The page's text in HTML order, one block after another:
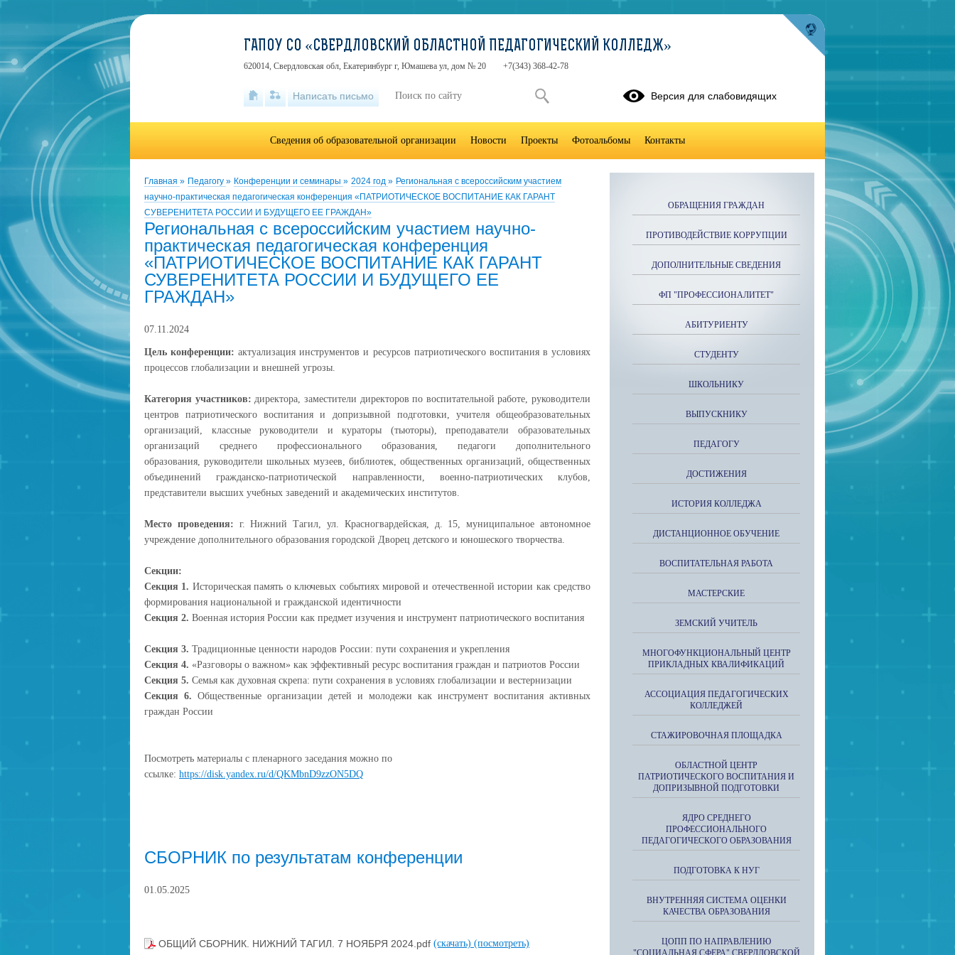
Главная » Педагогу » Конференции и семинары » 2024 год » Региональная с всероссийским участием
научно-практическая педагогическая конференция «ПАТРИОТИЧЕСКОЕ ВОСПИТАНИЕ КАК ГАРАНТ
СУВЕРЕНИТЕТА РОССИИ И БУДУЩЕГО ЕЕ ГРАЖДАН»
Региональная с всероссийским участием научно-
практическая педагогическая конференция
«ПАТРИОТИЧЕСКОЕ ВОСПИТАНИЕ КАК ГАРАНТ
СУВЕРЕНИТЕТА РОССИИ И БУДУЩЕГО ЕЕ
ГРАЖДАН»
07.11.2024
Цель конференции:актуализация инструментов и ресурсов патриотического воспитания в условиях
процессов глобализации и внешней угрозы.
Категория участников: директора, заместители директоров по воспитательной работе, руководители
центров патриотического воспитания и допризывной подготовки, учителя общеобразовательных
организаций, классные руководители и кураторы (тьюторы), преподаватели образовательных
организаций среднего профессионального образования, педагоги дополнительного
образования, руководители школьных музеев, библиотек, общественных организаций, общественных
объединений гражданско-патриотической направленности, военно-патриотических клубов,
представители высших учебных заведений и академических институтов.
Место проведения: г. Нижний Тагил, ул. Красногвардейская, д. 15, муниципальное автономное
учреждение дополнительного образования городской Дворец детского и юношеского творчества.
Секции:
Секция 1. Историческая память о ключевых событиях мировойи отечественной истории как средство
формирования национальной и гражданской идентичности
Секция 2. Военная история России как предмет изучения и инструмент патриотического воспитания
Секция 3. Традиционные ценности народов России: пути сохранения и укрепления
Секция 4. «Разговоры о важном» как эффективный ресурс воспитания граждан и патриотов России
Секция 5. Семья как духовная скрепа: пути сохранения в условиях глобализации и вестернизации
Секция 6. Общественные организации детей и молодежи как инструмент воспитания активных
граждан России
Посмотреть материалы с пленарного заседания можно по
ссылке: https://disk.yandex.ru/d/QKMbnD9zzON5DQ
СБОРНИК по результатам конференции
01.05.2025
ОБЩИЙ СБОРНИК. НИЖНИЙ ТАГИЛ. 7 НОЯБРЯ 2024.pdf (скачать) (посмотреть)
ОБРАЩЕНИЯ ГРАЖДАН
ПРОТИВОДЕЙСТВИЕ КОРРУПЦИИ
ДОПОЛНИТЕЛЬНЫЕ СВЕДЕНИЯ
ФП "ПРОФЕССИОНАЛИТЕТ"
АБИТУРИЕНТУ
СТУДЕНТУ
ШКОЛЬНИКУ
ВЫПУСКНИКУ
ПЕДАГОГУ
ДОСТИЖЕНИЯ
ИСТОРИЯ КОЛЛЕДЖА
ДИСТАНЦИОННОЕ ОБУЧЕНИЕ
ВОСПИТАТЕЛЬНАЯ РАБОТА
МАСТЕРСКИЕ
ЗЕМСКИЙ УЧИТЕЛЬ
МНОГОФУНКЦИОНАЛЬНЫЙ ЦЕНТР
ПРИКЛАДНЫХ КВАЛИФИКАЦИЙ
АССОЦИАЦИЯ ПЕДАГОГИЧЕСКИХ
КОЛЛЕДЖЕЙ
СТАЖИРОВОЧНАЯ ПЛОЩАДКА
ОБЛАСТНОЙ ЦЕНТР
ПАТРИОТИЧЕСКОГО ВОСПИТАНИЯ И
ДОПРИЗЫВНОЙ ПОДГОТОВКИ
ЯДРО СРЕДНЕГО
ПРОФЕССИОНАЛЬНОГО
ПЕДАГОГИЧЕСКОГО ОБРАЗОВАНИЯ
ПОДГОТОВКА К НУГ
ВНУТРЕННЯЯ СИСТЕМА ОЦЕНКИ
КАЧЕСТВА ОБРАЗОВАНИЯ
ЦОПП ПО НАПРАВЛЕНИЮ
"СОЦИАЛЬНАЯ СФЕРА" СВЕРДЛОВСКОЙ
ГАПОУ СО «СВЕРДЛОВСКИЙ ОБЛАСТНОЙ ПЕДАГОГИЧЕСКИЙ КОЛЛЕДЖ»
620014, Свердловская обл, Екатеринбург г, Юмашева ул, дом № 20 +7(343) 368-42-78
Написать письмо Версия для слабовидящих
Сведения об образовательной организации Новости Проекты Фотоальбомы Контакты